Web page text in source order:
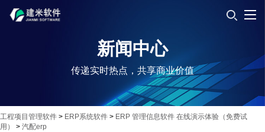
新闻中心
传递实时热点，共享商业价值
工程项目管理软件 > ERP系统软件 > ERP 管理信息软件 在线演示体验（免费试
用）
> 汽配erp